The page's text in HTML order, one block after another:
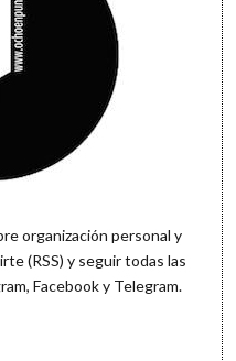
organización personal y
(RSS) y seguir todas las
, Facebooky Telegram.